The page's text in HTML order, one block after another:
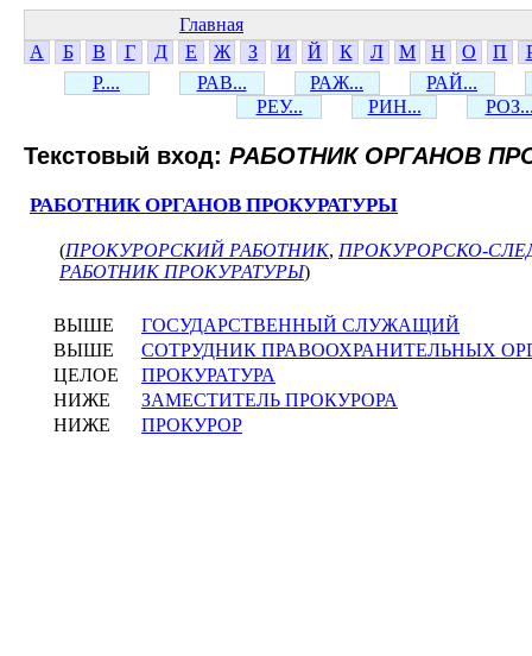
Главная
А
Б В Г Д Е Ж З И Й К Л М Н О П
Р....
РАВ... РАЖ...
РАЙ...
РЕУ...
РИН...
Текстовый вход: РАБОТНИК ОРГАНОВ
РАБОТНИК ОРГАНОВ ПРОКУРАТУРЫ
(ПРОКУРОРСКИЙ РАБОТНИК, ПРОКУРОРСКО-
РАБОТНИК ПРОКУРАТУРЫ)
ВЫШЕ
ГОСУДАРСТВЕННЫЙ СЛУЖАЩИЙ
ВЫШЕ
СОТРУДНИК ПРАВООХРАНИТЕЛЬНЫХ
ЦЕЛОЕ
ПРОКУРАТУРА
НИЖЕ
ЗАМЕСТИТЕЛЬ ПРОКУРОРА
НИЖЕ
ПРОКУРОР